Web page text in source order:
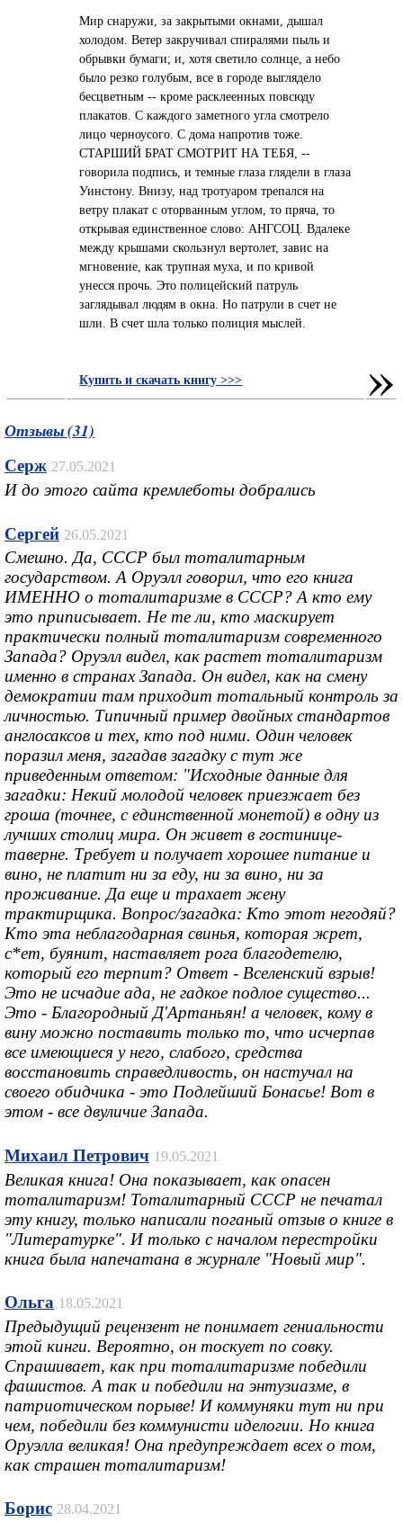
Мир снаружи, за закрытыми окнами, дышал
холодом. Ветер закручивал спиралями пыль и
обрывки бумаги; и, хотя светило солнце, а небо
было резко голубым, все в городе выглядело
бесцветным -- кроме расклеенных повсюду
плакатов. С каждого заметного угла смотрело
лицо черноусого. С дома напротив тоже.
СТАРШИЙ БРАТ СМОТРИТ НА ТЕБЯ, --
говорила подпись, и темные глаза глядели в глаза
Уинстону. Внизу, над тротуаром трепался на
ветру плакат с оторванным углом, то пряча, то
открывая единственное слово: АНГСОЦ. Вдалеке
между крышами скользнул вертолет, завис на
мгновение, как трупная муха, и по кривой
унесся прочь. Это полицейский патруль
заглядывал людям в окна. Но патрули в счет не
шли. В счет шла только полиция мыслей.
Купить и скачать книгу >>> »
Отзывы (31)
Серж 27.05.2021
И до этого сайта кремлеботы добрались
Сергей 26.05.2021
Смешно. Да, СССР был тоталитарным
государством. А Оруэлл говорил, что его книга
ИМЕННО о тоталитаризме в СССР? А кто ему
это приписывает. Не те ли, кто маскирует
практически полный тоталитаризм современного
Запада? Оруэлл видел, как растет тоталитаризм
именно в странах Запада. Он видел, как на смену
демократии там приходит тотальный контроль за
личностью. Типичный пример двойных стандартов
англосаксов и тех, кто под ними. Один человек
поразил меня, загадав загадку с тут же
приведенным ответом: "Исходные данные для
загадки: Некий молодой человек приезжает без
гроша (точнее, с единственной монетой) в одну из
лучших столиц мира. Он живет в гостинице-
таверне. Требует и получает хорошее питание и
вино, не платит ни за еду, ни за вино, ни за
проживание. Да еще и трахает жену
трактирщика. Вопрос/загадка: Кто этот негодяй?
Кто эта неблагодарная свинья, которая жрет,
с*ет, буянит, наставляет рога благодетелю,
который его терпит? Ответ - Вселенский взрыв!
Это не исчадие ада, не гадкое подлое существо...
Это - Благородный Д'Артаньян! а человек, кому в
вину можно поставить только то, что исчерпав
все имеющиеся у него, слабого, средства
восстановить справедливость, он настучал на
своего обидчика - это Подлейший Бонасье! Вот в
этом - все двуличие Запада.
Михаил Петрович 19.05.2021
Великая книга! Она показывает, как опасен
тоталитаризм! Тоталитарный СССР не печатал
эту книгу, только написали поганый отзыв о книге в
"Литературке". И только с началом перестройки
книга была напечатана в журнале "Новый мир".
Ольга 18.05.2021
Предыдущий рецензент не понимает гениальности
этой кинги. Вероятно, он тоскует по совку.
Спрашивает, как при тоталитаризме победили
фашистов. А так и победили на энтузиазме, в
патриотическом порыве! И коммуняки тут ни при
чем, победили без коммунисти иделогии. Но книга
Оруэлла великая! Она предупреждает всех о том,
как страшен тоталитаризм!
Борис 28.04.2021